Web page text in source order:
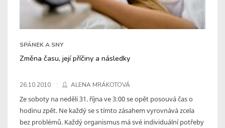
SPÁNEK A SNY
Změna času, její příčiny a následky
26.10.2010 ALENA MRÁKOTOVÁ
Ze soboty na neděli 31. října ve 3:00 se opět posouvá čas o
hodinu zpět. Ne každý se s tímto zásahem vyrovnává zcela
bez problémů. Každý organismus má své individuální potřeby